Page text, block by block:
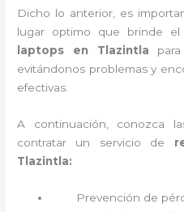
Dicho lo anterior, es
lugar optimo que brinde el
laptops en Tlazintla
evitándonos problemas y
efectivas.
A continuación, conozca
contratar un servicio de
Tlazintla:
Prevención de